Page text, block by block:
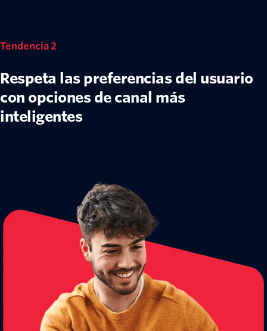
Tendencia 2
Respeta las preferencias del usuario
con opciones de canal más
inteligentes